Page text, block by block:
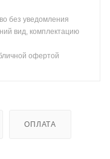
без уведомления
вид, комплектацию
офертой
ОПЛАТА